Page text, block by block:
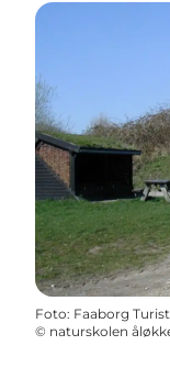
Foto: Faaborg
© naturskolen